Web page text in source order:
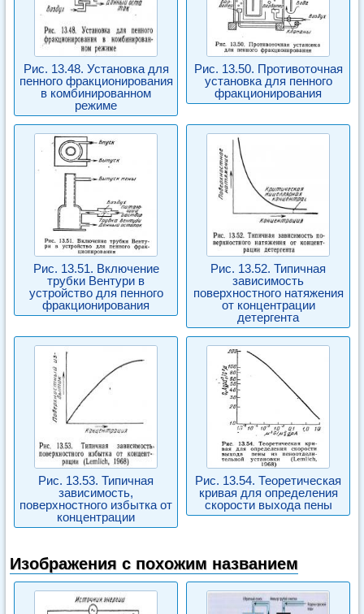
Рис. 13.48. Установка для
пенного фракционирования
в комбинированном
режиме
Рис. 13.50. Противоточная
установка для пенного
фракционирования
Рис. 13.51. Включение
трубки Вентури в
устройство для пенного
фракционирования
Рис. 13.52. Типичная
зависимость
поверхностного натяжения
от концентрации
детергента
Рис. 13.53. Типичная
зависимость,
поверхностного избытка от
концентрации
Рис. 13.54. Теоретическая
кривая для определения
скорости выхода пены
Изображения с похожим названием